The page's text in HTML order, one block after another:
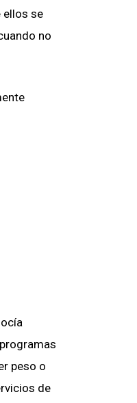
ellos se
no
peso o
de